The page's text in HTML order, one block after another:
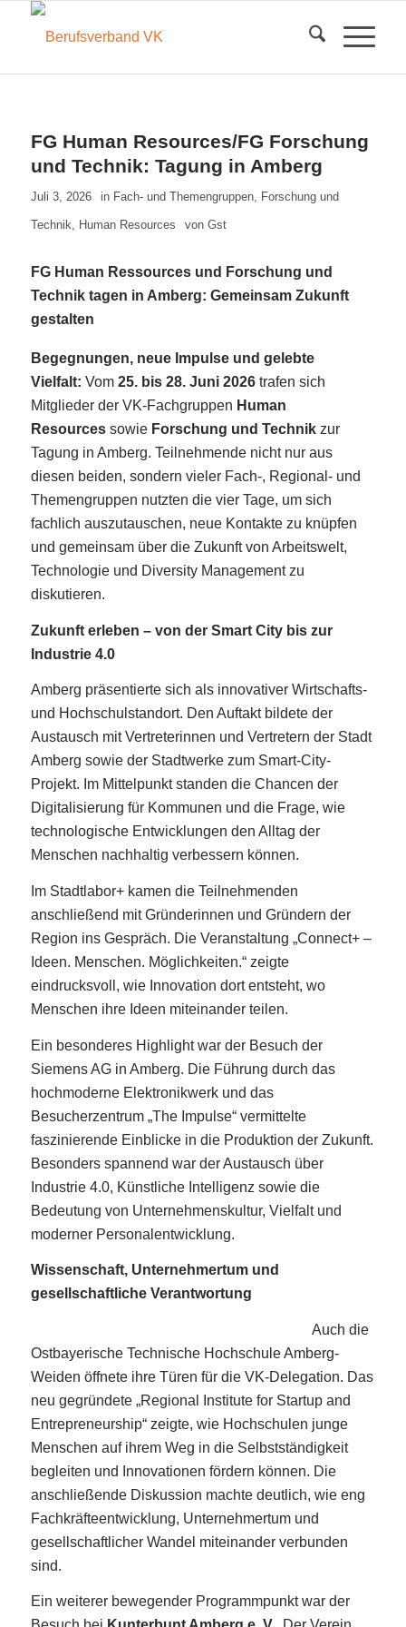
FG Human Resources/FG Forschung
und Technik: Tagung in Amberg
Juli 3, 2026 in Fach- und Themengruppen, Forschung und
Technik, Human Resources von Gst
FG Human Ressources und Forschung und
Technik tagen in Amberg: Gemeinsam Zukunft
gestalten
Begegnungen, neue Impulse und gelebte
Vielfalt: Vom 25. bis 28. Juni 2026trafen sich
Mitglieder der VK-Fachgruppen Human
Resourcessowie Forschung und Technikzur
Tagung in Amberg. Teilnehmende nicht nur aus
diesen beiden, sondern vieler Fach-, Regional- und
Themengruppen nutzten die vier Tage, um sich
fachlich auszutauschen, neue Kontakte zu knüpfen
und gemeinsam über die Zukunft von Arbeitswelt,
Technologie und Diversity Management zu
diskutieren.
Zukunft erleben – von der Smart City bis zur
Industrie 4.0
Amberg präsentierte sich als innovativer Wirtschafts-
und Hochschulstandort. Den Auftakt bildete der
Austausch mit Vertreterinnen und Vertretern der Stadt
Amberg sowie der Stadtwerke zum Smart-City-
Projekt. Im Mittelpunkt standen die Chancen der
Digitalisierung für Kommunen und die Frage, wie
technologische Entwicklungen den Alltag der
Menschen nachhaltig verbessern können.
Im Stadtlabor+ kamen die Teilnehmenden
anschließend mit Gründerinnen und Gründern der
Region ins Gespräch. Die Veranstaltung „Connect+ –
Ideen. Menschen. Möglichkeiten.“ zeigte
eindrucksvoll, wie Innovation dort entsteht, wo
Menschen ihre Ideen miteinander teilen.
Ein besonderes Highlight war der Besuch der
Siemens AG in Amberg. Die Führung durch das
hochmoderne Elektronikwerk und das
Besucherzentrum „The Impulse“ vermittelte
faszinierende Einblicke in die Produktion der Zukunft.
Besonders spannend war der Austausch über
Industrie 4.0, Künstliche Intelligenz sowie die
Bedeutung von Unternehmenskultur, Vielfalt und
moderner Personalentwicklung.
Wissenschaft, Unternehmertum und
gesellschaftliche Verantwortung
Auch die
Ostbayerische Technische Hochschule Amberg-
Weiden öffnete ihre Türen für die VK-Delegation. Das
neu gegründete „Regional Institute for Startup and
Entrepreneurship“ zeigte, wie Hochschulen junge
Menschen auf ihrem Weg in die Selbstständigkeit
begleiten und Innovationen fördern können. Die
anschließende Diskussion machte deutlich, wie eng
Fachkräfteentwicklung, Unternehmertum und
gesellschaftlicher Wandel miteinander verbunden
sind.
Ein weiterer bewegender Programmpunkt war der